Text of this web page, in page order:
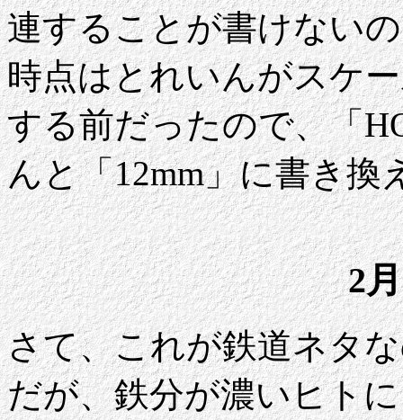
連することが書けない
時点はとれいんがスケ
する前だったので、「
んと「12mm」に書き換
2
さて、これが鉄道ネタ
だが、鉄分が濃いヒト